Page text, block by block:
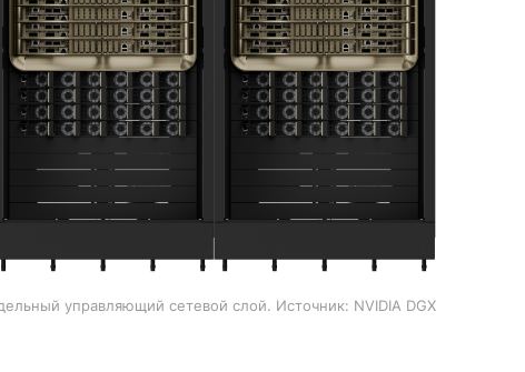
управляющий сетевой слой. Источник: NVIDIA DGX